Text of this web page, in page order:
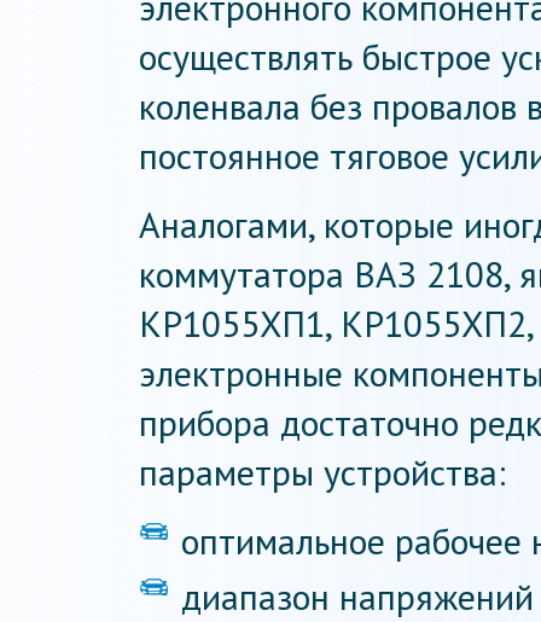
осуществлять быстрое
коленвала без провалов
постоянное тяговое
Аналогами, которые
коммутатора ВАЗ 2108,
КР1055ХП1,
электронные
прибора достаточно
параметры устройства:
оптимальное
диапазон